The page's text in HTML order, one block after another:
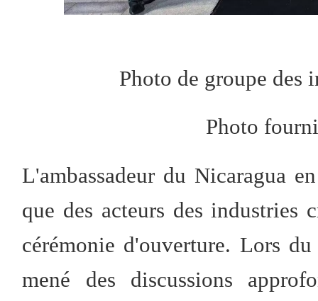
Photo de groupe des
Photo
L'ambassadeur du Nicaragua
que des acteurs des industries
cérémonie d'ouverture. Lors
mené des discussions